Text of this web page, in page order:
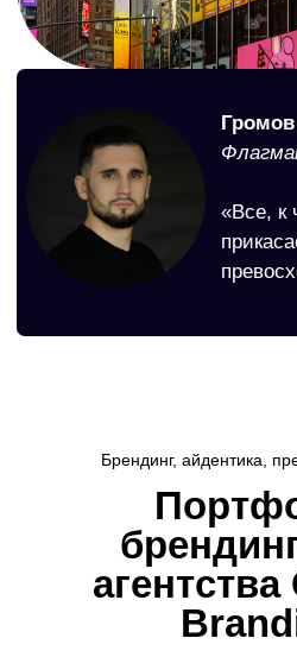
Брендинг, айдентика,
Ребрендинг авиакомпании